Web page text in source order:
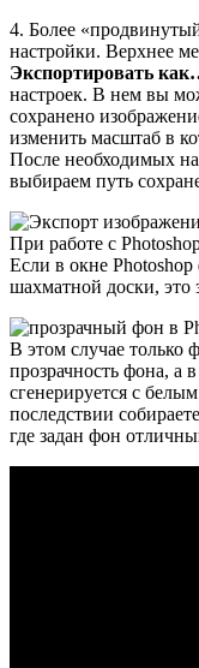
4. Более
настройки. Верхнее
Экспортировать
настроек. В нем вы
сохранено
изменить масштаб в
После необходимых
выбираем путь
При работе с
Если в окне
шахматной доски, это
В этом случае только
прозрачность фона, а
сгенерируется с
последствии
где задан фон